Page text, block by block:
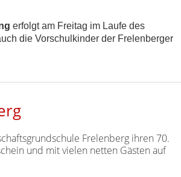
erfolgt am Freitag im Laufe des
die Vorschulkinder der Frelenberger
Frelenberg ihren 70.
und mit vielen netten Gästen auf